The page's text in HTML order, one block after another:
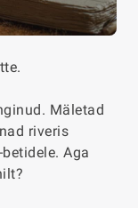
Mäletad
riveris
Aga